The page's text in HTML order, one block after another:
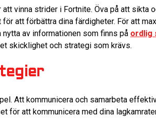
vinna strider i Fortnite. Öva på att sikta
att förbättra dina färdigheter. För att
nytta av informationen som finns på ordlig
skicklighet och strategi som krävs.
Att kommunicera och samarbeta
för att kommunicera med dina